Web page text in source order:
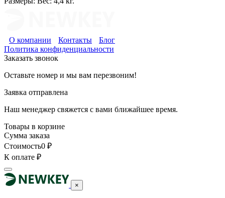
О компании Контакты
Блог
Политика конфиденциальности
Заказать звонок
Оставьте номер и мы вам перезвоним!
Заявка отправлена
Наш менеджер свяжется с вами ближайшее время.
Товары в корзине
Сумма заказа
Стоимость0 ₽
К оплате ₽
×